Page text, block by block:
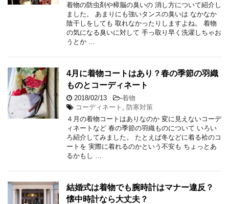
着物の防虫剤や樟脳の臭いの 消し方について紹介し
ました。 あまりにも強いタンスの臭いは なかなか
陰干しをしても 取れなかったりしますよね。 着物
の気になる臭いに対して 手っ取り早く洗濯しちゃお
うとか …
4月に着物コートはあり？春の季節の羽織
ものとコーディネート
2018/02/13 -着物
コーディネート
防寒対策
４月の着物コートはありなのか 変に見えないコーデ
ィネートなど 春の季節の羽織ものについて いろい
ろ紹介してみました。 たとえば冬などに着る袷のコ
ートを 実際に着れるのかという不安も ちょっとあ
るかもし …
結婚式は着物でも腕時計はマナー違反？
懐中時計なら大丈夫？